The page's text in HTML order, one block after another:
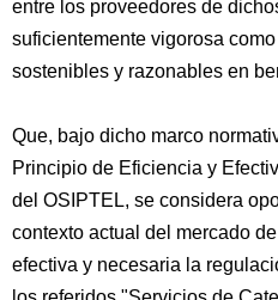
entre los proveedores de
suficientemente vigorosa
sostenibles y razonables en
Que, bajo dicho marco
Principio de Eficiencia y
del OSIPTEL, se considera
contexto actual del mercado
efectiva y necesaria la